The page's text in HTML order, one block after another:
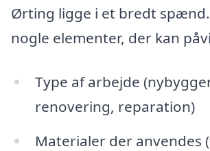
Ørting ligge i et bredt
nogle elementer, der kan
Type af arbejde
renovering, reparation)
Materialer der anvendes